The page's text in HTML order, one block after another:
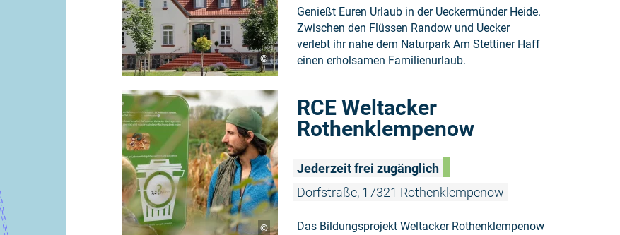
©
Genießt Euren Urlaub in der Ueckermünder Heide.
Zwischen den Flüssen Randow und Uecker
verlebt ihr nahe dem Naturpark Am Stettiner Haff
einen erholsamen Familienurlaub.
©
RCE Weltacker
Rothenklempenow
Jederzeit frei zugänglich
Dorfstraße, 17321 Rothenklempenow
Das Bildungsprojekt Weltacker Rothenklempenow